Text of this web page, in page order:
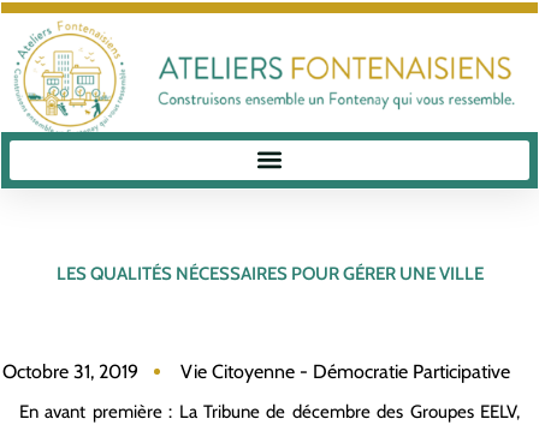
LES QUALITÉS NÉCESSAIRES POUR GÉRER UNE VILLE
Octobre 31, 2019 Vie Citoyenne - Démocratie Participative
En avant première : La Tribune de décembre des Groupes EELV,